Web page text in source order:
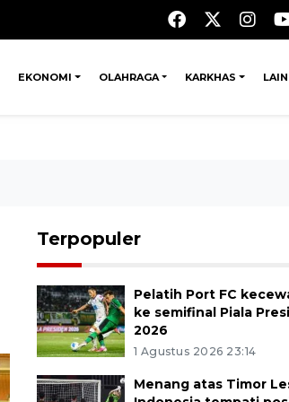
EKONOMI OLAHRAGA KARKHAS
Terpopuler
Pelatih Port FC
ke semifinal Piala
2026
1 Agustus 2026 23:14
Menang atas Timor